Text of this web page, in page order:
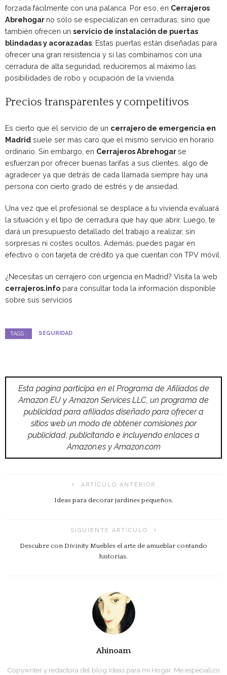
forzada fácilmente con una palanca. Por eso, en Cerrajeros
Abrehogar no sólo se especializan en cerraduras, sino que
también ofrecen un servicio de instalación de puertas
blindadas y acorazadas . Estas puertas están diseñadas para
ofrecer una gran resistencia y si las combinamos con una
cerradura de alta seguridad, reduciremos al máximo las
posibilidades de robo y ocupación de la vivienda.
Precios transparentes y competitivos
Es cierto que el servicio de un cerrajero de emergencia en
Madrid suele ser más caro que el mismo servicio en horario
ordinario. Sin embargo, en Cerrajeros Abrehogarse
esfuerzan por ofrecer buenas tarifas a sus clientes, algo de
agradecer ya que detrás de cada llamada siempre hay una
persona con cierto grado de estrés y de ansiedad.
Una vez que el profesional se desplace a tu vivienda evaluará
la situación y el tipo de cerradura que hay que abrir. Luego, te
dará un presupuesto detallado del trabajo a realizar, sin
sorpresas ni costes ocultos. Además, puedes pagar en
efectivo o con tarjeta de crédito ya que cuentan con TPV móvil.
¿Necesitas un cerrajero con urgencia en Madrid? Visita la web
cerrajeros.info para consultar toda la información disponible
sobre sus servicios
TAGS : SEGURIDAD
Esta pagina participa en el Programa de Afiliados de
Amazon EU y Amazon Services LLC, un programa de
publicidad para afiliados diseñado para ofrecer a
sitios web un modo de obtener comisiones por
publicidad, publicitando e incluyendo enlaces a
Amazon.es y Amazon.com
ARTÍCULO ANTERIOR
Ideas para decorar jardines pequeños.
SIGUIENTE ARTÍCULO
Descubre con Divinity Muebles el arte de amueblar contando
historias.
Ahinoam
Copywriter y redactora del blog Ideas para mi Hogar. Me especializo